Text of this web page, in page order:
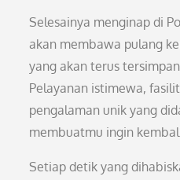
Selesainya menginap di
akan membawa pulang
yang akan terus
Pelayanan istimewa,
pengalaman unik yang
membuatmu ingin
Setiap detik yang